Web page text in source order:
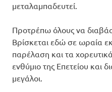
μεταλαμπαδευτεί.
Προτρέπω όλους να
Βρίσκεται εδώ σε ωραία
παρέλαση και τα
ενθύμιο της Επετείου και
μεγάλοι.